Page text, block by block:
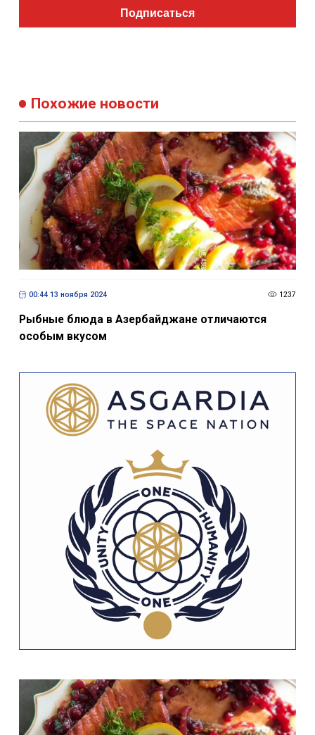
Подписаться
Похожие новости
00:44 13 ноября 2024 1237
Рыбные блюда в Азербайджане отличаются
особым вкусом